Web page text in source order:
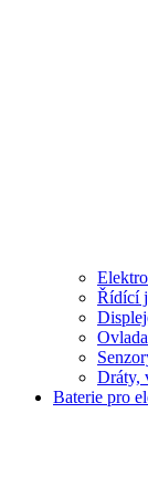
Řídící
Dráty,
Baterie pro